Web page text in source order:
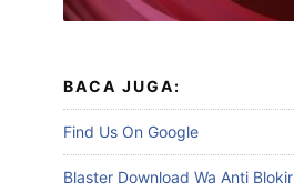
BACA JUGA:
Find Us On Google
Blaster Download Wa Anti Blokir